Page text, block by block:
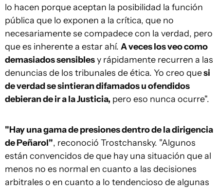
lo hacen porque aceptan la posibilidad la función
pública que lo exponen a la crítica, que no
necesariamente se compadece con la verdad, pero
que es inherente a estar ahí. A veces los veo como
demasiados sensiblesy rápidamente recurren a las
denuncias de los tribunales de ética. Yo creo quesi
de verdad se sintieran difamados u ofendidos
debieran de ir a la Justicia, pero eso nunca ocurre".
"Hay una gama de presiones dentro de la dirigencia
de Peñarol", reconoció Trostchansky. "Algunos
están convencidos de que hay una situación que al
menos no es normal en cuanto a las decisiones
arbitrales o en cuanto a lo tendencioso de algunas